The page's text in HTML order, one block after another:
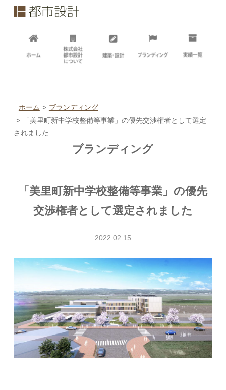
ホーム
ブランディング
「美里町新中学校整備等事業」の優先交渉権者として選定
されました
ブランディング
「美里町新中学校整備等事業」の優先
交渉権者として選定されました
2022.02.15